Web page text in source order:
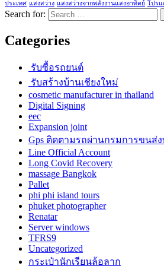
ประเทศ แสงสว่าง แสงสว่างจากพลังงานแสงอาทิตย์ โปรแ
Search for:
Categories
รับซื้อรถยนต์
รับสร้างบ้านเชียงใหม่
cosmetic manufacturer in thailand
Digital Signing
eec
Expansion joint
Gps ติดตามรถผ่านกรมการขนส่
Line Official Account
Long Covid Recovery
massage Bangkok
Pallet
phi phi island tours
phuket photographer
Renatar
Server windows
TFRS9
Uncategorized
กระเป๋านักเรียนล้อลาก